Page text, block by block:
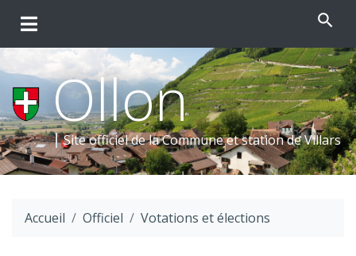
search
Ollon
Site officiel de la Commune etstation de Villars
Accueil Officiel Votations et élections